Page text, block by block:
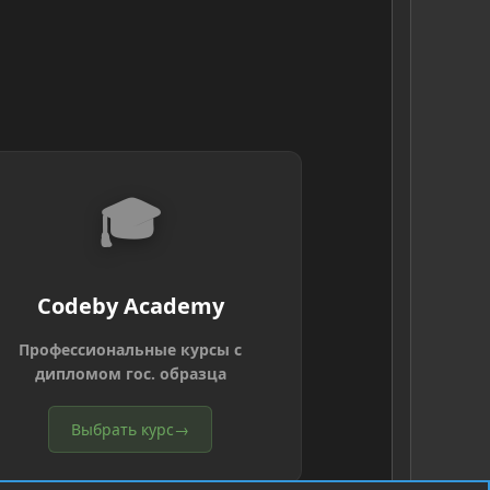
🎓
Codeby Academy
Профессиональные курсы с
дипломом гос. образца
Выбрать курс→